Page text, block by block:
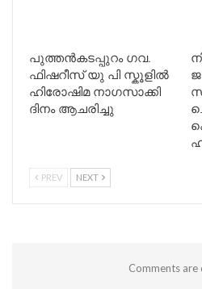
പുത്തൻകടപ്പുറം ഗവ.
ഫിഷറീസ് യു പി സ്കൂളിൽ
ഹിരോഷിമ നാഗസാക്കി
ദിനം ആചരിച്ചു
PREV NEXT
Comments are